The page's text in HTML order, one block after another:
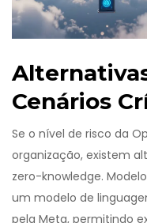
Cenários
Se o nível de risco da
organização, existem
zero-knowledge.
um modelo de
pela Meta, permitindo